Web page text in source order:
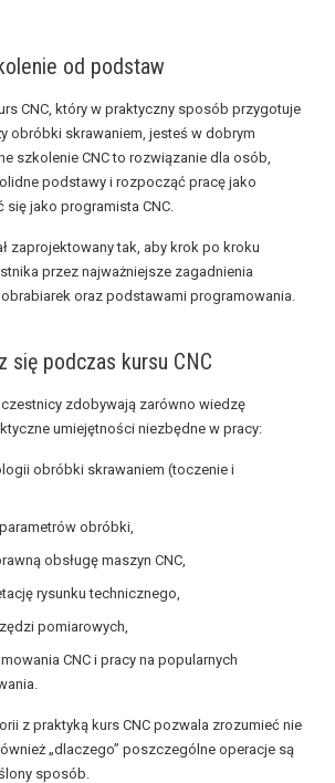
od podstaw
CNC, który w praktyczny sposób przygotuje
obróbki skrawaniem, jesteś w dobrym
szkolenie CNC to rozwiązanie dla osób,
podstawy i rozpocząć pracę jako
jako programista CNC.
zaprojektowany tak, aby krok po kroku
przez najważniejsze zagadnienia
oraz podstawami programowania.
się podczas kursu CNC
zdobywają zarówno wiedzę
umiejętności niezbędne w pracy:
obróbki skrawaniem (toczenie i
obróbki,
obsługę maszyn CNC,
rysunku technicznego,
pomiarowych,
CNC i pracy na popularnych
z praktyką kurs CNC pozwala zrozumieć nie
„dlaczego” poszczególne operacje są
sposób.